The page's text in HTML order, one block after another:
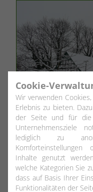
Cookie-
Wir verwenden
Erlebnis zu bieten.
der Seite und für die
Unternehmensziele
lediglich zu
Inhalte genutzt
welche Kategorien Sie
dass auf Basis Ihrer
Funktionalitäten der